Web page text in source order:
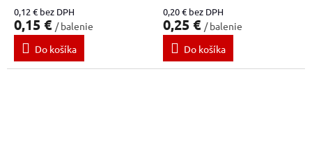
0,12 € bez DPH
0,15 € / balenie
Do košíka
0,20 € bez DPH
0,25 € / balenie
Do košíka